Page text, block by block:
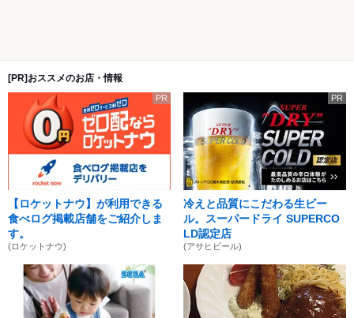
[PR]おススメのお店・情報
PR
【ロケットナウ】が利用できる
食べログ掲載店舗をご紹介しま
す。
(ロケットナウ)
PR
冷えと品質にこだわる生ビー
ル。スーパードライ SUPERCO
LD認定店
(アサヒビール)